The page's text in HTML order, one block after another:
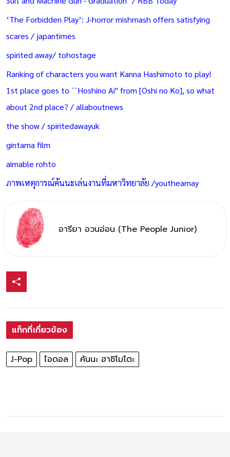
‘The Forbidden Play’: J-horror mishmash offers satisfying
scares / japantimes
spirited away/ tohostage
Ranking of characters you want Kanna Hashimoto to play!
1st place goes to ``Hoshino Ai'' from [Oshi no Ko], so what
about 2nd place? / allaboutnews
the show / spiritedawayuk
gintama film
aimable rohto
ภาพเหตุการณ์คันนะเล่นงานที่มหาวิทยาลัย /youtheamay
อารียา อวนอ่อน (The People Junior)
แท็กที่เกี่ยวข้อง
J-Pop ไอดอล คันนะ ฮาชิโมโตะ